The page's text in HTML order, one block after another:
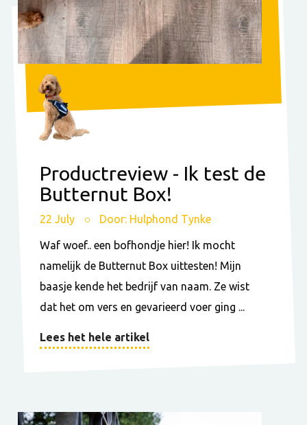
Productreview - Ik test de
Butternut Box!
22 July Door: Hulphond Tynke
Waf woef.. een bofhondje hier! Ik mocht
namelijk de Butternut Box uittesten! Mijn
baasje kende het bedrijf van naam. Ze wist
dat het om vers en gevarieerd voer ging ...
Lees het hele artikel